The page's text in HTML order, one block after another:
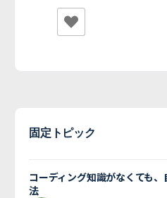
固定トピック
コーディング知識がなくても
法